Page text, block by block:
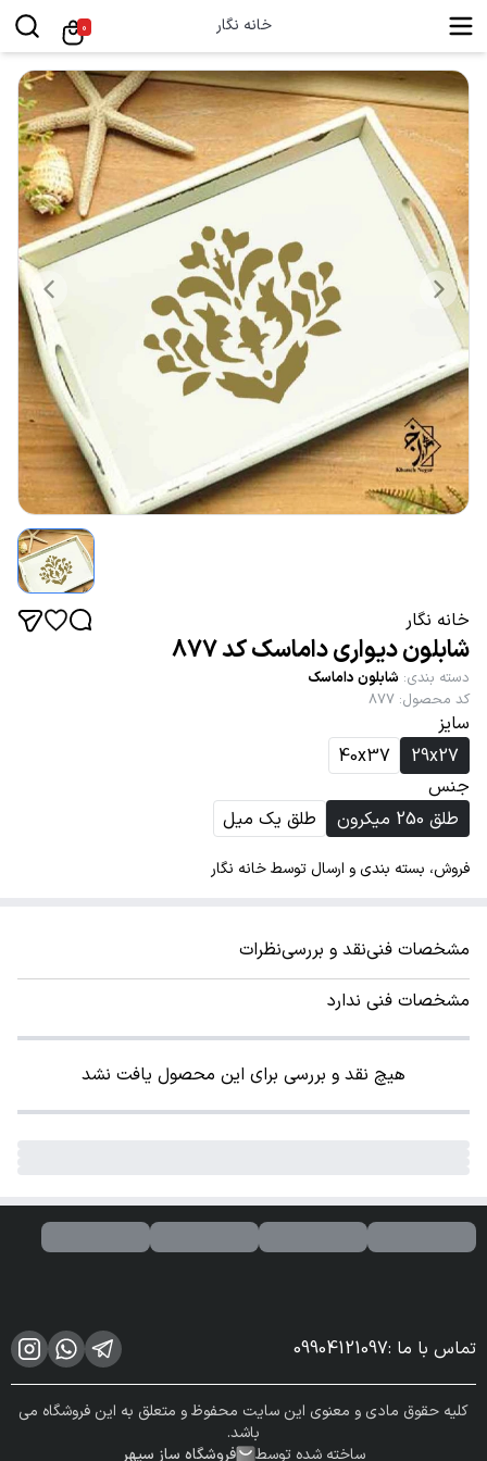
خانه نگار 0
خانه نگار
شابلون دیواری داماسک کد 877
دسته بندی: شابلون داماسک
کد محصول:
877
سایز
29x27
40x37
جنس
طلق 250 میکرون
طلق یک میل
فروش، بسته بندی و ارسال توسط خانه نگار
مشخصات فنینقد و بررسینظرات
مشخصات فنی ندارد
هیچ نقد و بررسی برای این محصول یافت نشد
تماس با ما :
09904121097
کلیه حقوق مادی و معنوی این سایت محفوظ و متعلق به این فروشگاه می
باشد.
ساخته شده توسط
فروشگاه ساز سپهر